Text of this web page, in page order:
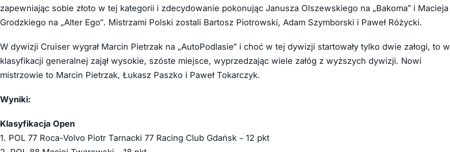
zapewniając sobie złoto w tej kategorii i zdecydowanie pokonując Janusza Olszewskiego na „Bakoma” i Macieja
Grodzkiego na „Alter Ego”. Mistrzami Polski zostali Bartosz Piotrowski, Adam Szymborski i Paweł Różycki.
W dywizji Cruiser wygrał Marcin Pietrzak na „AutoPodlasie” i choć w tej dywizji startowały tylko dwie załogi, to w
klasyfikacji generalnej zajął wysokie, szóste miejsce, wyprzedzając wiele załóg z wyższych dywizji. Nowi
mistrzowie to Marcin Pietrzak, Łukasz Paszko i Paweł Tokarczyk.
Wyniki:
Klasyfikacja Open
1. POL 77 Roca-Volvo Piotr Tarnacki 77 Racing Club Gdańsk – 12 pkt